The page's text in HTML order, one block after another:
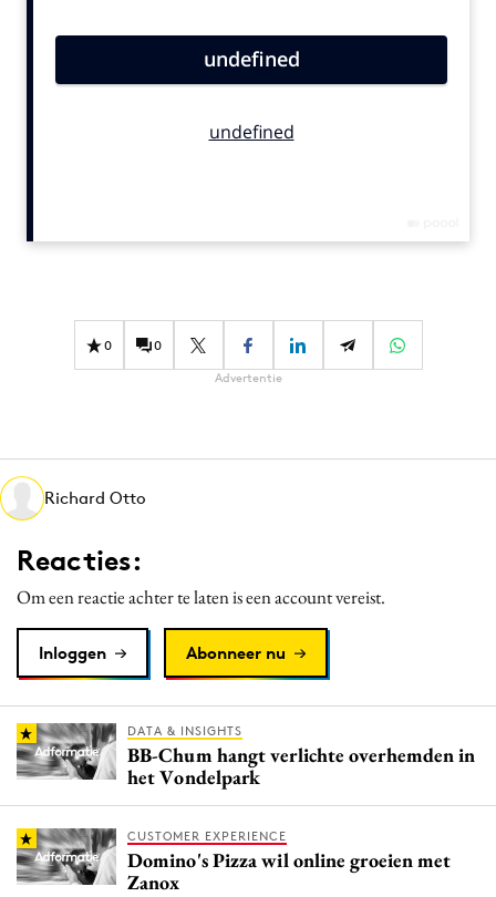
Carriere
Diversiteit
Interne communicatie
Martech
Media
Merkstrategie
PR
Purpose Marketing
Reputatie & crisis
0 0
Advertentie
Richard Otto
Reacties:
Om een reactie achter te laten is een account vereist.
Inloggen Abonneer nu
DATA & INSIGHTS
BB-Chum hangt verlichte overhemden in
het Vondelpark
CUSTOMER EXPERIENCE
Domino's Pizza wil online groeien met
Zanox